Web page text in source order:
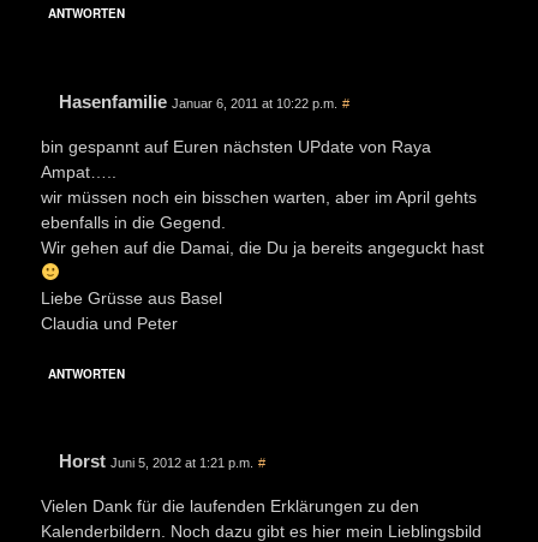
ANTWORTEN
Hasenfamilie Januar 6, 2011 at 10:22 p.m. #
bin gespannt auf Euren nächsten UPdate von Raya
Ampat…..
wir müssen noch ein bisschen warten, aber im April gehts
ebenfalls in die Gegend.
Wir gehen auf die Damai, die Du ja bereits angeguckt hast
Liebe Grüsse aus Basel
Claudia und Peter
ANTWORTEN
Horst Juni 5, 2012 at 1:21 p.m. #
Vielen Dank für die laufenden Erklärungen zu den
Kalenderbildern. Noch dazu gibt es hier mein Lieblingsbild